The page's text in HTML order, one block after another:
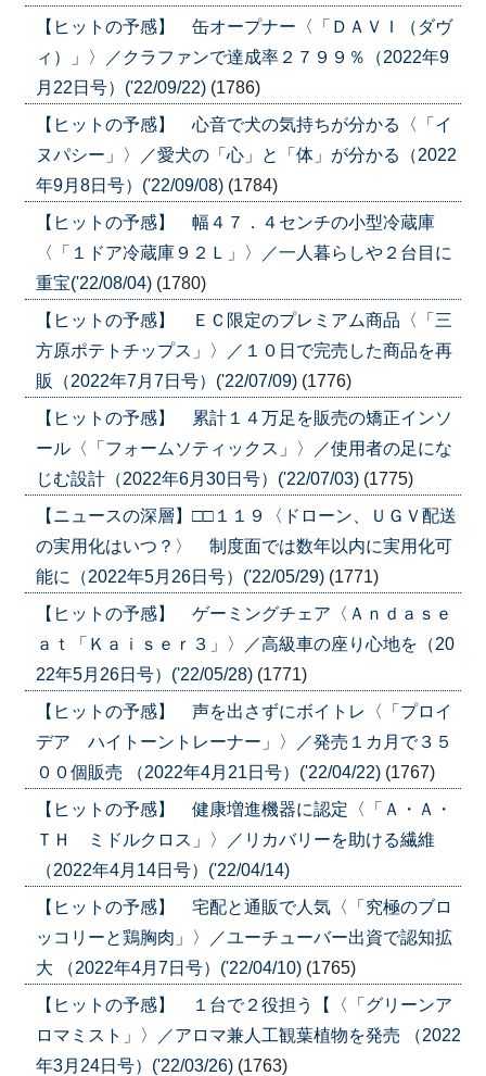
【ヒットの予感】 缶オープナー〈「ＤＡＶＩ（ダヴ
ィ）」〉／クラファンで達成率２７９９％（2022年9
月22日号）('22/09/22) (1786)
【ヒットの予感】 心音で犬の気持ちが分かる〈「イ
ヌパシー」〉／愛犬の「心」と「体」が分かる（2022
年9月8日号）('22/09/08) (1784)
【ヒットの予感】 幅４７．４センチの小型冷蔵庫
〈「１ドア冷蔵庫９２Ｌ」〉／一人暮らしや２台目に
重宝('22/08/04) (1780)
【ヒットの予感】 ＥＣ限定のプレミアム商品〈「三
方原ポテトチップス」〉／１０日で完売した商品を再
販（2022年7月7日号）('22/07/09) (1776)
【ヒットの予感】 累計１４万足を販売の矯正インソ
ール〈「フォームソティックス」〉／使用者の足にな
じむ設計（2022年6月30日号）('22/07/03) (1775)
【ニュースの深層】□□１１９〈ドローン、ＵＧＶ配送
の実用化はいつ？〉 制度面では数年以内に実用化可
能に（2022年5月26日号）('22/05/29) (1771)
【ヒットの予感】 ゲーミングチェア〈Ａｎｄａｓｅ
ａｔ「Ｋａｉｓｅｒ３」〉／高級車の座り心地を（20
22年5月26日号）('22/05/28) (1771)
【ヒットの予感】 声を出さずにボイトレ〈「プロイ
デア ハイトーントレーナー」〉／発売１カ月で３５
００個販売 （2022年4月21日号）('22/04/22) (1767)
【ヒットの予感】 健康増進機器に認定〈「Ａ・Ａ・
ＴＨ ミドルクロス」〉／リカバリーを助ける繊維
（2022年4月14日号）('22/04/14)
【ヒットの予感】 宅配と通販で人気〈「究極のブロ
ッコリーと鶏胸肉」〉／ユーチューバー出資で認知拡
大 （2022年4月7日号）('22/04/10) (1765)
【ヒットの予感】 １台で２役担う【〈「グリーンア
ロマミスト」〉／アロマ兼人工観葉植物を発売 （2022
年3月24日号）('22/03/26) (1763)